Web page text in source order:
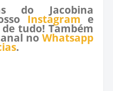
do Jacobina
Instagram e
tudo! Também
no Whatsapp
.